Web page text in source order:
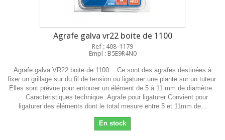
Agrafe galva vr22 boite de 1100
Ref : 408-1179
Empl : B5E9R4N0
Agrafe galva VR22 boite de 1100. . Ce sont des agrafes destinées à
fixer un grillage sur du fil de tension ou ligaturer une plante sur un tuteur.
Elles sont prévue pour entourer un élément de 5 à 11 mm de diamètre..
. . Caractéristiques technique :Agrafe pour ligaturer Convient pour
ligaturer des éléments dont le total mesure entre 5 et 11mm de...
En stock